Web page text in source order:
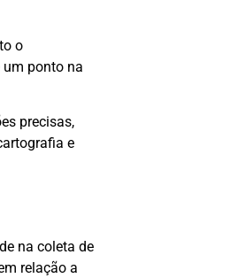
o
ponto na
precisas,
e
na coleta de
relação a